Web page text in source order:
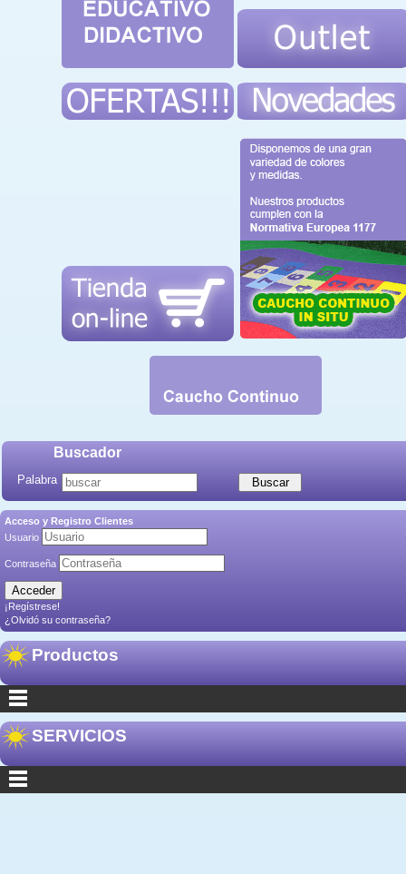
Buscador
Palabra
Acceso y Registro Clientes
Usuario
Contraseña
¡Regístrese!
¿Olvidó su contraseña?
Productos
SERVICIOS